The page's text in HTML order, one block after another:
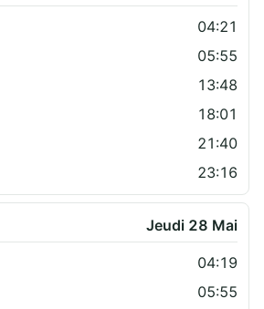
04:21
05:55
13:48
18:01
21:40
23:16
Jeudi 28 Mai
04:19
05:55